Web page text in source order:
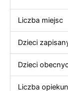
Liczba miejsc
Dzieci
Dzieci
Liczba